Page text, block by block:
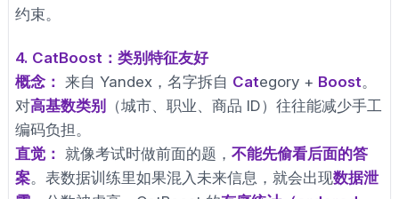
约束。
4. CatBoost：类别特征友好
概念： 来自 Yandex，名字拆自 Category + Boost。
对高基数类别
（城市、职业、商品 ID）往往能减少手工
编码负担。
直觉： 就像考试时做前面的题， 不能先偷看后面的答
案。表数据训练里如果混入未来信息，就会出现数据泄